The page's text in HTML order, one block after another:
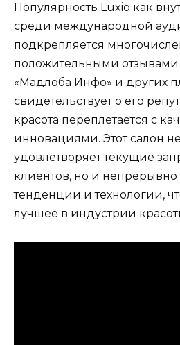
Популярность Luxio как
среди международной
подкрепляется
положительными отзывами
«Мадлоба Инфо» и других
свидетельствует о его
красота переплетается с
инновациями. Этот салон
удовлетворяет текущие
клиентов, но и непрерывно
тенденции и технологии,
лучшее в индустрии